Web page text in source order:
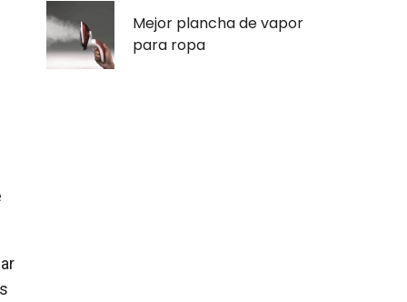
Mejor plancha de vapor
para ropa